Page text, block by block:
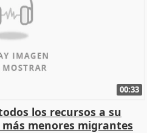
00:33
los recursos a su
menores migrantes